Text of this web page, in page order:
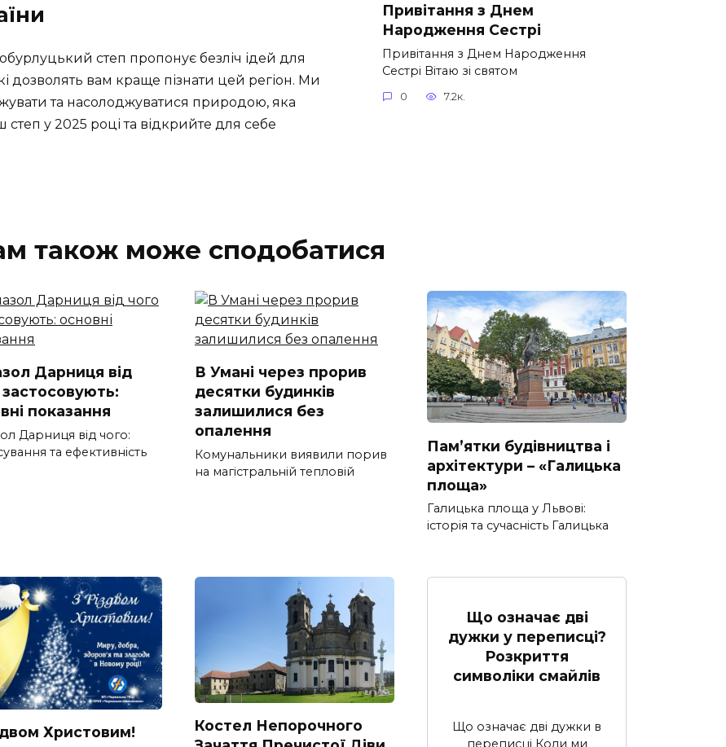
степ пропонує безліч ідей для
дозволять вам краще пізнати цей регіон. Ми
та насолоджуватися природою, яка
у 2025 році та відкрийте для себе
Привітання з Днем
Народження Сестрі
Привітання з Днем Народження
Сестрі Вітаю зі святом
0 7.2к.
також може сподобатися
Дарниця від
застосовують:
показання
Дарниця від чого:
та ефективність
В Умані через прорив
десятки будинків
залишилися без
опалення
Комунальники виявили порив
на магістральній тепловій
Пам’ятки будівництва і
архітектури – «Галицька
площа»
Галицька площа у Львові:
історія та сучасність Галицька
Христовим!
Костел Непорочного
Що означає дві
дужки у переписці?
Розкриття
символіки смайлів
Що означає дві дужки в
переписці Коли ми